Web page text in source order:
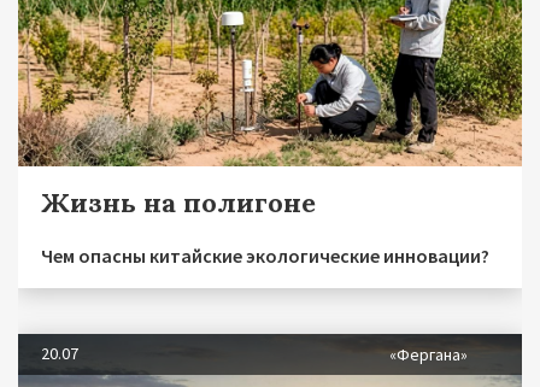
Жизнь на полигоне
Чем опасны китайские экологические инновации?
20.07 «Фергана»